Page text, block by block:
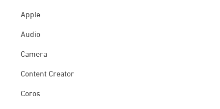
Apple
Audio
Camera
Content Creator
Coros